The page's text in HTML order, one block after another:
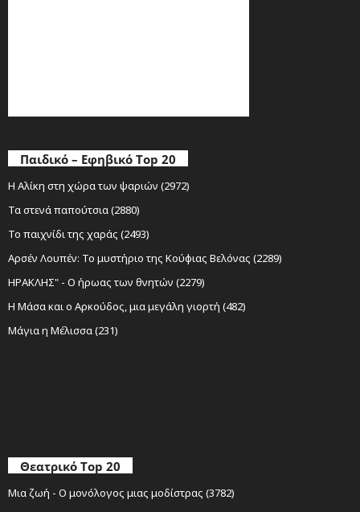
Παιδικό – Εφηβικό Top 20
Η Αλίκη στη χώρα των ψαριών (2972)
Τα στενά παπούτσια (2880)
Το παιχνίδι της χαράς (2493)
Αρσέν Λουπέν: Το μυστήριο της Κούφιας Βελόνας (2289)
ΗΡΑΚΛΗΣ" - Ο ήρωας των θνητών (2279)
Η Μάσα και ο Αρκούδος, μια μεγάλη γιορτή (482)
Μάγια η Μέλισσα (231)
Θεατρικό Top 20
Μια ζωή - Ο μονόλογος μιας μοδίστρας (3782)